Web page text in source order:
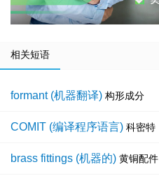
相关短语
formant (机器翻译) 构形成分
COMIT (编译程序语言) 科密特
brass fittings (机器的) 黄铜配件